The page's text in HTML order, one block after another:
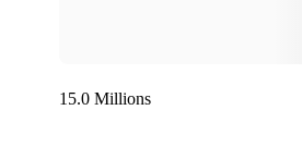
15.0 Millions